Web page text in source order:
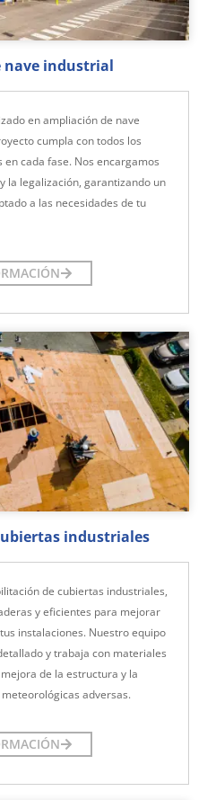
nave industrial
en ampliación de nave
cumpla con todos los
cada fase. Nos encargamos
la legalización, garantizando un
a las necesidades de tu
industriales
de cubiertas industriales,
y eficientes para mejorar
instalaciones. Nuestro equipo
y trabaja con materiales
de la estructura y la
adversas.